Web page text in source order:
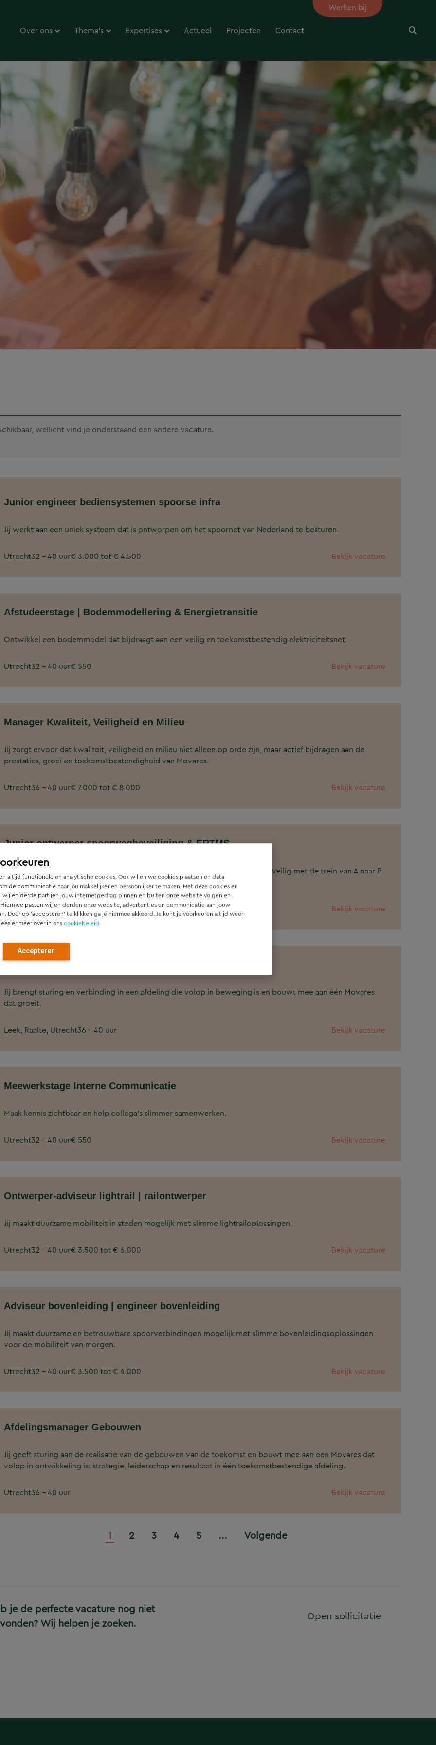
altijd functionele en analytische cookies. Ook willen we cookies plaatsen en data
de communicatie naar jou makkelijker en persoonlijker te maken. Met deze cookies en
wij en derde partijen jouw internetgedrag binnen en buiten onze website volgen en
passen wij en derden onze website, advertenties en communicatie aan jouw
Door op ‘accepteren’ te klikken ga je hiermee akkoord. Je kunt je voorkeuren altijd weer
er meer over in onscookiebeleid.
Accepteren
Over ons Thema’s Expertises Actueel Projecten Contact
Werken bij
wellicht vind je onderstaand een andere vacature.
Junior engineer bediensystemen spoorse infra
Jij werkt aan een uniek systeem dat is ontworpen om het spoornet van Nederland te besturen.
Utrecht32 - 40 uur€ 3.000 tot € 4.500 Bekijk vacature
Afstudeerstage | Bodemmodellering & Energietransitie
Ontwikkel een bodemmodel dat bijdraagt aan een veilig en toekomstbestendig elektriciteitsnet.
Utrecht32 - 40 uur€ 550 Bekijk vacature
Manager Kwaliteit, Veiligheid en Milieu
Jij zorgt ervoor dat kwaliteit, veiligheid en milieu niet alleen op orde zijn, maar actief bijdragen aan de
prestaties, groei en toekomstbestendigheid van Movares.
Utrecht36 - 40 uur€ 7.000 tot € 8.000 Bekijk vacature
Junior ontwerper spoorwegbeveiliging & ERTMS
Jij zorgt ervoor dat nu én in de toekomst duizenden Nederlanders dagelijks veilig met de trein van A naar B
worden vervoerd.
Utrecht32 - 40 uur€ 3.200 tot € 4.500 Bekijk vacature
Afdelingsmanager Archeologie, Bodem en Ecologie
Jij brengt sturing en verbinding in een afdeling die volop in beweging is en bouwt mee aan één Movares
dat groeit.
Leek, Raalte, Utrecht36 - 40 uur Bekijk vacature
Meewerkstage Interne Communicatie
Maak kennis zichtbaar en help collega’s slimmer samenwerken.
Utrecht32 - 40 uur€ 550 Bekijk vacature
Ontwerper-adviseur lightrail | railontwerper
Jij maakt duurzame mobiliteit in steden mogelijk met slimme lightrailoplossingen.
Utrecht32 - 40 uur€ 3.500 tot € 6.000 Bekijk vacature
Adviseur bovenleiding | engineer bovenleiding
Jij maakt duurzame en betrouwbare spoorverbindingen mogelijk met slimme bovenleidingsoplossingen
voor de mobiliteit van morgen.
Utrecht32 - 40 uur€ 3.500 tot € 6.000 Bekijk vacature
Afdelingsmanager Gebouwen
Jij geeft sturing aan de realisatie van de gebouwen van de toekomst en bouwt mee aan een Movares dat
volop in ontwikkeling is: strategie, leiderschap en resultaat in één toekomstbestendige afdeling.
Utrecht36 - 40 uur Bekijk vacature
1 2 3 4 5 ... Volgende
je de perfecte vacature nog niet
Wij helpen je zoeken.
Open sollicitatie